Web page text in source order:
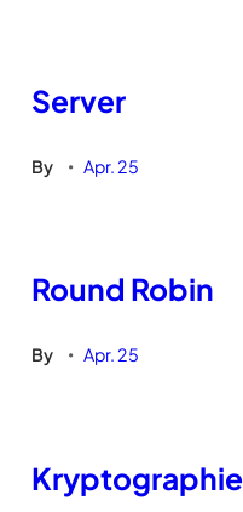
Server
By • Apr. 25
Round Robin
By • Apr. 25
Kryptographie